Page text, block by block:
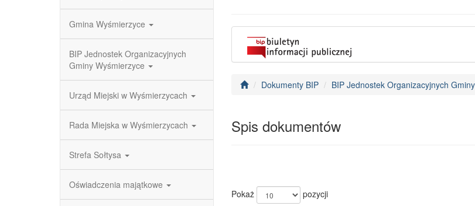
Gmina Wyśmierzyce
BIP Jednostek Organizacyjnych
Gminy Wyśmierzyce
Urząd Miejski w Wyśmierzycach
Rada Miejska w Wyśmierzycach
Strefa Sołtysa
Oświadczenia majątkowe
Dokumenty BIP BIP Jednostek Organizacyjnych
Spis dokumentów
Pokaż pozycji